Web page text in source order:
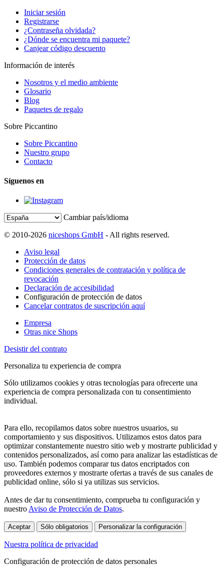
Iniciar sesión
Registrarse
¿Contraseña olvidada?
¿Dónde se encuentra mi paquete?
Canjear código descuento
Información de interés
Nosotros y el medio ambiente
Glosario
Blog
Paquetes de regalo
Sobre Piccantino
Sobre Piccantino
Nuestro grupo
Contacto
Síguenos en
Cambiar país/idioma
© 2010-2026 niceshops GmbH - All rights reserved.
Aviso legal
Protección de datos
Condiciones generales de contratación y política de
revocación
Declaración de accesibilidad
Configuración de protección de datos
Cancelar contratos de suscripción aquí
Empresa
Otras nice Shops
Desistir del contrato
Personaliza tu experiencia de compra
Sólo utilizamos cookies y otras tecnologías para ofrecerte una
experiencia de compra personalizada con tu consentimiento
individual.
Para ello, recopilamos datos sobre nuestros usuarios, su
comportamiento y sus dispositivos. Utilizamos estos datos para
optimizar constantemente nuestro sitio web y mostrarte publicidad y
contenidos personalizados, así como para analizar las estadísticas de
uso. También podemos comparar tus datos encriptados con
proveedores externos y mostrarte ofertas a través de sus canales de
publicidad online, sólo si ya utilizas sus servicios.
Antes de dar tu consentimiento, comprueba tu configuración y
nuestro Aviso de Protección de Datos.
Aceptar Sólo obligatorios Personalizar la configuración
Nuestra política de privacidad
Configuración de protección de datos personales